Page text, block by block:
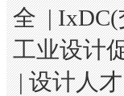
全|IxDC(
工业设计
|设计人